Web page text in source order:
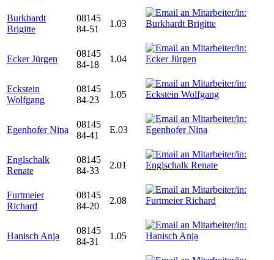
Burkhardt
Brigitte
08145
84-51
1.03
Ecker Jürgen
08145
84-18
1.04
Eckstein
Wolfgang
08145
84-23
1.05
Egenhofer Nina
08145
84-41
E.03
Englschalk
Renate
08145
84-33
2.01
Furtmeier
Richard
08145
84-20
2.08
Hanisch Anja
08145
84-31
1.05